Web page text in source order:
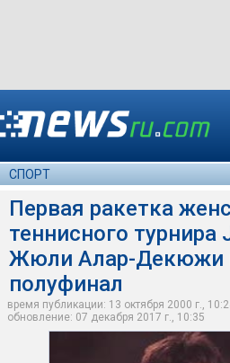
СПОРТ
Первая ракетка
теннисного турнира
Жюли Алар-Декюжи
полуфинал
время публикации: 13 октября 2000 г.,
обновление: 07 декабря 2017 г., 10:35